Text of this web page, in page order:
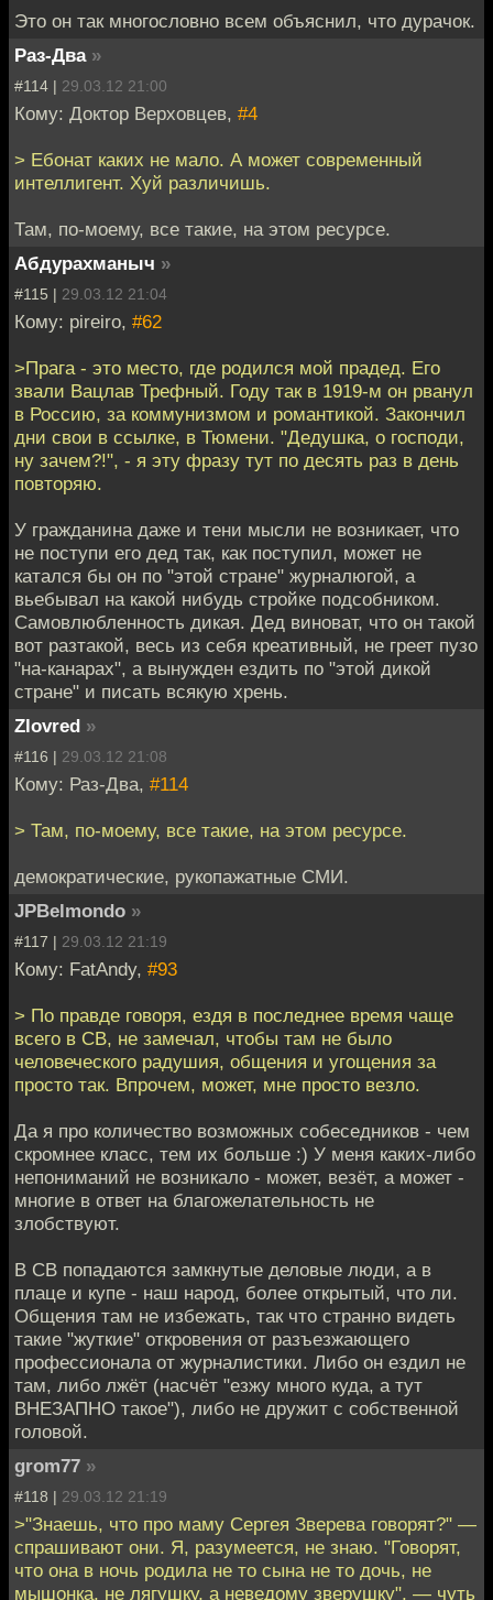
Это он так многословно всем объяснил, что дурачок.
Раз-Два »
#114 | 29.03.12 21:00
Кому: Доктор Верховцев, #4
> Ебонат каких не мало. А может современный
интеллигент. Хуй различишь.
Там, по-моему, все такие, на этом ресурсе.
Абдурахманыч »
#115 | 29.03.12 21:04
Кому: pireiro, #62
>Прага - это место, где родился мой прадед. Его
звали Вацлав Трефный. Году так в 1919-м он рванул
в Россию, за коммунизмом и романтикой. Закончил
дни свои в ссылке, в Тюмени. "Дедушка, о господи,
ну зачем?!", - я эту фразу тут по десять раз в день
повторяю.
У гражданина даже и тени мысли не возникает, что
не поступи его дед так, как поступил, может не
катался бы он по "этой стране" журналюгой, а
вьебывал на какой нибудь стройке подсобником.
Самовлюбленность дикая. Дед виноват, что он такой
вот разтакой, весь из себя креативный, не греет пузо
"на-канарах", а вынужден ездить по "этой дикой
стране" и писать всякую хрень.
Zlovred »
#116 | 29.03.12 21:08
Кому: Раз-Два, #114
> Там, по-моему, все такие, на этом ресурсе.
демократические, рукопажатные СМИ.
JPBelmondo »
#117 | 29.03.12 21:19
Кому: FatAndy, #93
> По правде говоря, ездя в последнее время чаще
всего в СВ, не замечал, чтобы там не было
человеческого радушия, общения и угощения за
просто так. Впрочем, может, мне просто везло.
Да я про количество возможных собеседников - чем
скромнее класс, тем их больше :) У меня каких-либо
непониманий не возникало - может, везёт, а может -
многие в ответ на благожелательность не
злобствуют.
В СВ попадаются замкнутые деловые люди, а в
плаце и купе - наш народ, более открытый, что ли.
Общения там не избежать, так что странно видеть
такие "жуткие" откровения от разъезжающего
профессионала от журналистики. Либо он ездил не
там, либо лжёт (насчёт "езжу много куда, а тут
ВНЕЗАПНО такое"), либо не дружит с собственной
головой.
grom77 »
#118 | 29.03.12 21:19
>"Знаешь, что про маму Сергея Зверева говорят?" —
спрашивают они. Я, разумеется, не знаю. "Говорят,
что она в ночь родила не то сына не то дочь, не
мышонка, не лягушку, а неведому зверушку", — чуть